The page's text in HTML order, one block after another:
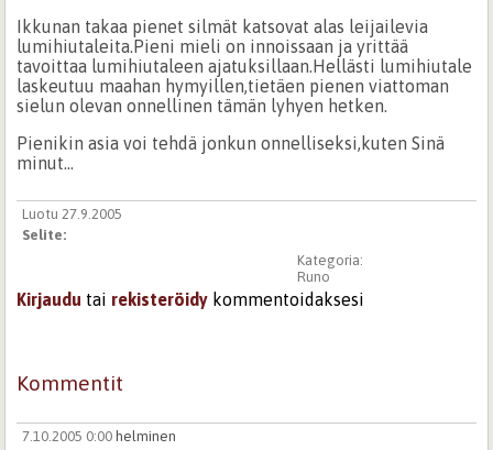
Ikkunan takaa pienet silmät katsovat alas leijailevia
lumihiutaleita.Pieni mieli on innoissaan ja yrittää
tavoittaa lumihiutaleen ajatuksillaan.Hellästi lumihiutale
laskeutuu maahan hymyillen,tietäen pienen viattoman
sielun olevan onnellinen tämän lyhyen hetken.
Pienikin asia voi tehdä jonkun onnelliseksi,kuten Sinä
minut...
Luotu 27.9.2005
Selite:
Kategoria:
Runo
Kirjaudu tai rekisteröidy kommentoidaksesi
Kommentit
7.10.2005 0:00 helminen